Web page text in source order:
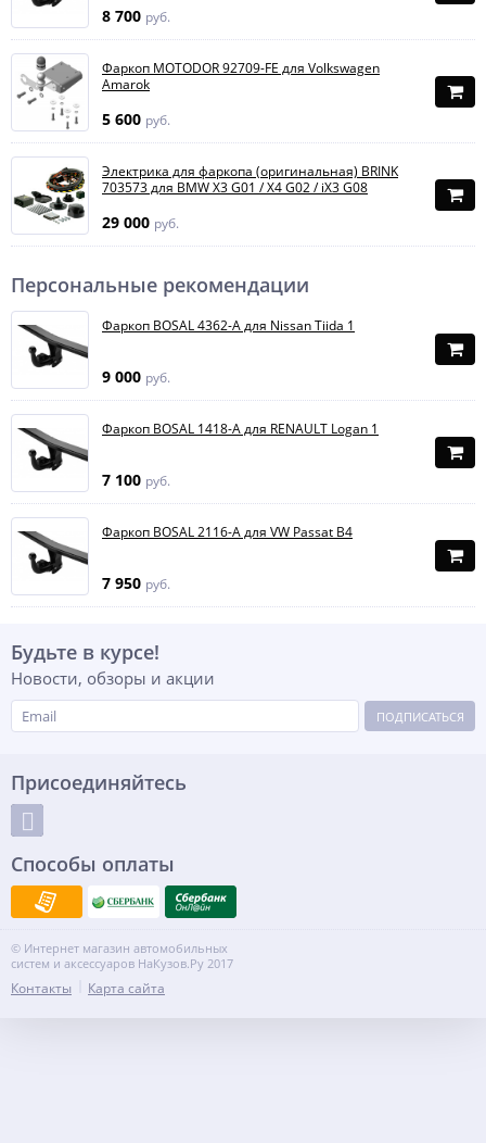
8 700 руб.
Фаркоп MOTODOR 92709-FE для Volkswagen
Amarok
5 600 руб.
Электрика для фаркопа (оригинальная) BRINK
703573 для BMW X3 G01 / X4 G02 / iX3 G08
29 000 руб.
Персональные рекомендации
Фаркоп BOSAL 4362-A для Nissan Tiida 1
9 000 руб.
Фаркоп BOSAL 1418-A для RENAULT Logan 1
7 100 руб.
Фаркоп BOSAL 2116-A для VW Passat B4
7 950 руб.
Будьте в курсе!
Новости, обзоры и акции
ПОДПИСАТЬСЯ
Присоединяйтесь
Способы оплаты
© Интернет магазин автомобильных
систем и аксессуаров НаКузов.Ру 2017
Контакты Карта сайта